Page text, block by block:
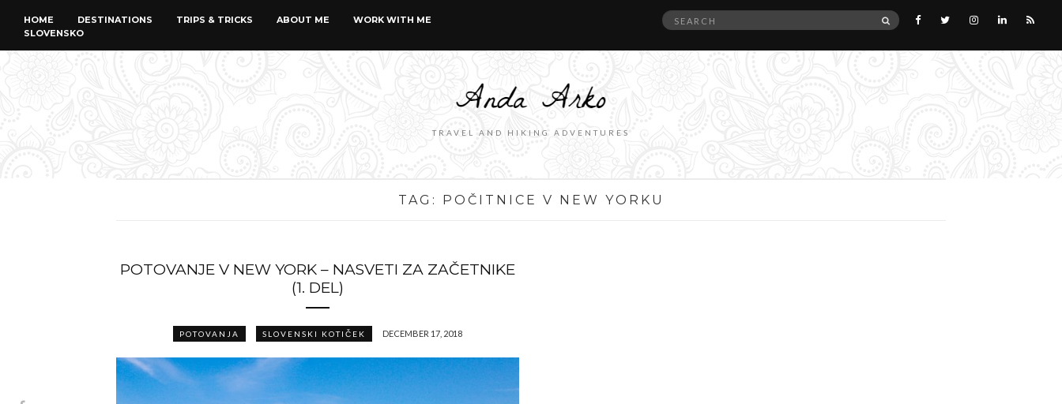
HOME DESTINATIONS TRIPS & TRICKS ABOUT ME
WORK WITH ME
SLOVENSKO
Search
SEARCH
TRAVEL AND HIKING ADVENTURES
TAG: POČITNICE V NEW YORKU
POTOVANJE V NEW YORK – NASVETI ZA ZAČETNIKE
(1. DEL)
POTOVANJA SLOVENSKI KOTIČEK DECEMBER 17, 2018